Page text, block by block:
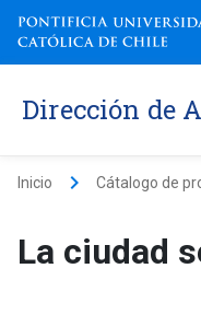
Dirección de
Inicio keyboard_arrow_right Cátalogo de
La ciudad